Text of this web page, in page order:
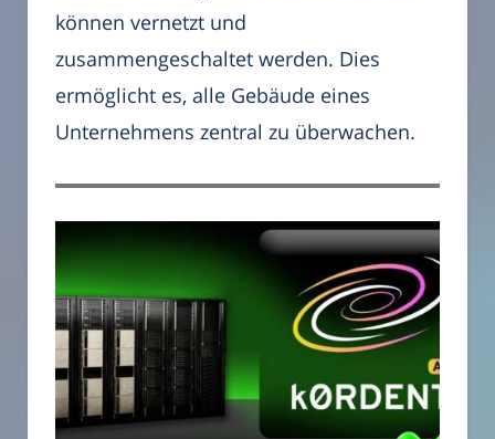
können vernetzt und
zusammengeschaltet werden. Dies
ermöglicht es, alle Gebäude eines
Unternehmens zentral zu überwachen.